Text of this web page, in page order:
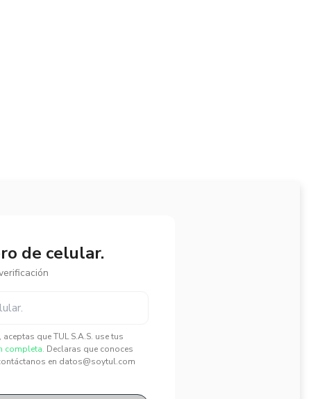
de celular.
que TUL S.A.S. use tus
completa. Declaras que conoces
en datos@soytul.com